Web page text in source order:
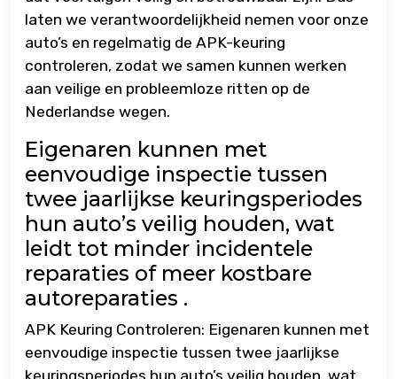
laten we verantwoordelijkheid nemen voor onze
auto’s en regelmatig de APK-keuring
controleren, zodat we samen kunnen werken
aan veilige en probleemloze ritten op de
Nederlandse wegen.
Eigenaren kunnen met
eenvoudige inspectie tussen
twee jaarlijkse keuringsperiodes
hun auto’s veilig houden, wat
leidt tot minder incidentele
reparaties of meer kostbare
autoreparaties .
APK Keuring Controleren: Eigenaren kunnen met
eenvoudige inspectie tussen twee jaarlijkse
keuringsperiodes hun auto’s veilig houden, wat